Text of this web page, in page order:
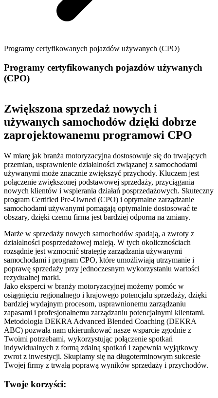
Programy certyfikowanych pojazdów używanych (CPO)
Programy certyfikowanych pojazdów używanych
(CPO)
Zwiększona sprzedaż nowych i
używanych samochodów dzięki dobrze
zaprojektowanemu programowi CPO
W miarę jak branża motoryzacyjna dostosowuje się do trwających
przemian, usprawnienie działalności związanej z samochodami
używanymi może znacznie zwiększyć przychody. Kluczem jest
połączenie zwiększonej podstawowej sprzedaży, przyciągania
nowych klientów i wspierania działań posprzedażowych. Skuteczny
program Certified Pre-Owned (CPO) i optymalne zarządzanie
samochodami używanymi pomagają optymalnie dostosować te
obszary, dzięki czemu firma jest bardziej odporna na zmiany.
Marże w sprzedaży nowych samochodów spadają, a zwroty z
działalności posprzedażowej maleją. W tych okolicznościach
rozsądnie jest wzmocnić strategię zarządzania używanymi
samochodami i program CPO, które umożliwiają utrzymanie i
poprawę sprzedaży przy jednoczesnym wykorzystaniu wartości
rezydualnej marki.
Jako eksperci w branży motoryzacyjnej możemy pomóc w
osiągnięciu regionalnego i krajowego potencjału sprzedaży, dzięki
bardziej wydajnym procesom, usprawnionemu zarządzaniu
zapasami i profesjonalnemu zarządzaniu potencjalnymi klientami.
Metodologia DEKRA Advanced Blended Coaching (DEKRA
ABC) pozwala nam ukierunkować nasze wsparcie zgodnie z
Twoimi potrzebami, wykorzystując połączenie spotkań
indywidualnych z formą zdalną spotkań i zapewnia wyjątkowy
zwrot z inwestycji. Skupiamy się na długoterminowym sukcesie
Twojej firmy z trwałą poprawą wyników sprzedaży i przychodów.
Twoje korzyści: